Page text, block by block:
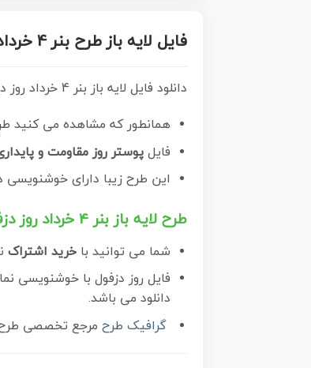
فایل لایه باز طرح بنر 4 خرداد روز دزفول و روز مقاومت و پایداری با قابلیت ویرایش
دانلود فایل لایه باز بنر 4 خرداد روز دزفول و طرح پوستر چهارم خرداد روز مقاومت و پایداری با خوشنویسی نماد مقاومت و پایداری
همانطور که مشاهده می کنید
فایل پوستر روز مقاومت و
این طرح زیبا دارای خوشنویسی
طرح لایه باز بنر 4 خرداد روز دزفول با خوشنویسی نماد مقاومت و پایداری
شما می توانید با خرید اشتراک
فایل روز دزفول با خوشنویسی نماد مقاومت و پایداری در
دانلود می باشد.
گرافیک طرحمرجع تخصصی طرح